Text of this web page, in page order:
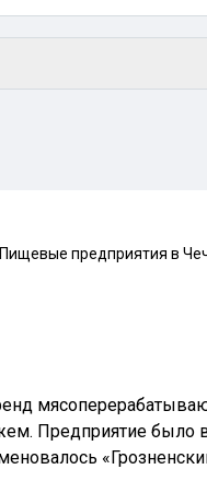
Пищевые предприятия в
Предприятие было